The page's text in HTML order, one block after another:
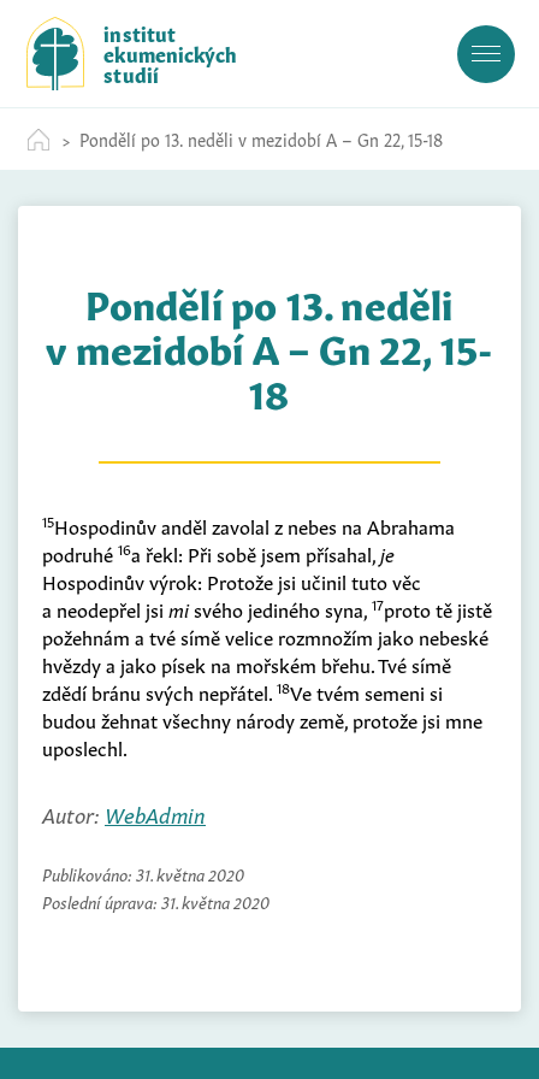
c
institut
ekumenických
studií
Pondělí po 13. neděli v mezidobí A – Gn 22, 15-18
Pondělí po 13. neděli
v mezidobí A – Gn 22, 15-
18
15Hospodinův anděl zavolal z nebes na Abrahama
podruhé 16a řekl: Při sobě jsem přísahal,je
Hospodinův výrok: Protože jsi učinil tuto věc
a neodepřel jsi misvého jediného syna, 17proto tě jistě
požehnám a tvé símě velice rozmnožím jako nebeské
hvězdy a jako písek na mořském břehu. Tvé símě
zdědí bránu svých nepřátel. 18Ve tvém semeni si
budou žehnat všechny národy země, protože jsi mne
uposlechl.
Autor: WebAdmin
Publikováno: 31. května 2020
Poslední úprava: 31. května 2020